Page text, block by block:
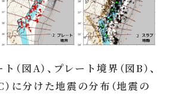
（図A）、プレート境界（図B）、
）に分けた地震の分布（地震の